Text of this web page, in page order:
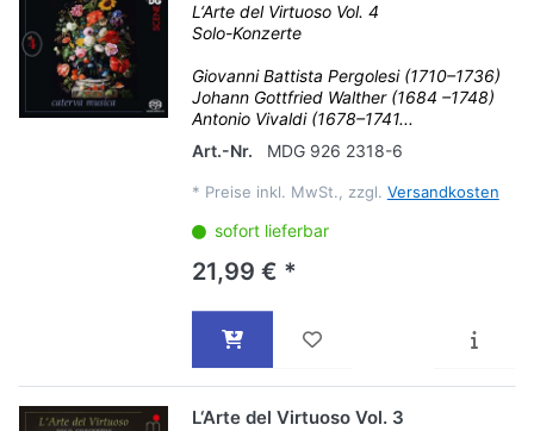
L‘Arte del Virtuoso Vol. 4
Solo-Konzerte
Giovanni Battista Pergolesi (1710–1736)
Johann Gottfried Walther (1684 –1748)
Antonio Vivaldi (1678–1741...
Art.-Nr.
MDG 926 2318-6
* Preise inkl. MwSt., zzgl. Versandkosten
sofort lieferbar
21,99 € *
L‘Arte del Virtuoso Vol. 3